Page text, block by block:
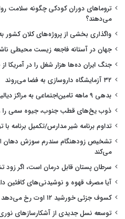
تروماهای دوران کودکی چگونه سلامت
می‌دهند؟
واگذاری بخشی از پروژه‌های کلان کشور
جهان در آستانه فاجعه زیست محیطی
جنگ ایران ده‌ها هزار شغل را در آمریکا از
۳۲ آزمایشگاه داروسازی به فضا می‌روند
بدهی ۹ ماهه تامین‌اجتماعی به مراکز دیالیز
ذوب یخ‌های قطب جنوب، جیوه سمی را
تداوم برنامه شیر مدارس/تکمیل برنامه با
تشخیص زودهنگام سندرم سوزش دهان
می‌کند
سرطان پستان قابل درمان است، اگر
آیا مصرف قهوه و نوشیدنی‌های کافئین
کسوف جزئی خورشید ۱۲ اوت رخ می‌دهد
توسعه نسل جدیدی از آشکارسازهای